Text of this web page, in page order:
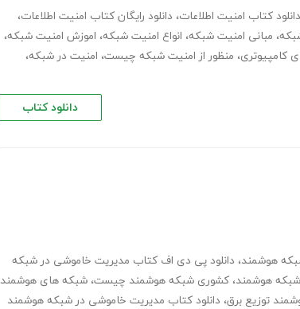
دانلود کتاب امنیت اطلاعات، دانلود رایگان کتاب امنیت اطلاعات،
، مبانی امنیت شبکه، انواع امنیت شبکه، اموزش امنیت شبکه،
کامپیوتری، منظور از امنیت شبکه چیست، امنیت در شبکه،
دانلود کتاب
، دانلود پی دی اف کتاب مدیریت خاموشی در شبکه
شبکه هوشمند، کشوری شبکه هوشمند چیست، شبکه های هوشمند
توزیع برق، دانلود کتاب مدیریت خاموشی در شبکه هوشمند